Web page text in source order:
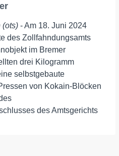
(ots)- Am 18. Juni 2024
des Zollfahndungsamts
im Bremer
drei Kilogramm
selbstgebaute
von Kokain-Blöcken
des Amtsgerichts